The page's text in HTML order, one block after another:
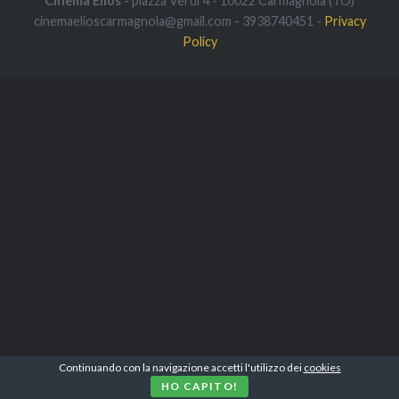
cinemaelioscarmagnola@gmail.com - 3938740451 - Privacy
Policy
Continuando con la navigazione accetti l'utilizzo dei cookies
HO CAPITO!